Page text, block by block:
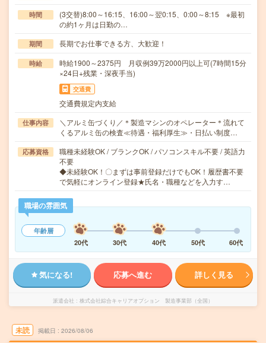
時間
(3交替)8:00～16:15、16:00～翌0:15、0:00～8:15 ※最初
の約1ヶ月は日勤の…
期間 長期でお仕事できる方、大歓迎！
時給
時給1900～2375円 月収例39万2000円以上可(7時間15分
×24日+残業・深夜手当)
交通費
交通費規定内支給
仕事内容
＼アルミ缶づくり／＊製造マシンのオペレーター＊流れて
くるアルミ缶の検査≪待遇・福利厚生≫・日払い制度…
応募資格
職種未経験OK / ブランクOK / パソコンスキル不要 / 英語力
不要
◆未経験OK！〇まずは事前登録だけでもOK！履歴書不要
で気軽にオンライン登録★氏名・職種などを入力す…
職場の雰囲気
年齢層
20代
30代 40代 50代 60代
気になる! 応募へ進む 詳しく見る
派遣会社 株式会社綜合キャリアオプション 製造事業部（全国）
未読 掲載日 2026/08/06